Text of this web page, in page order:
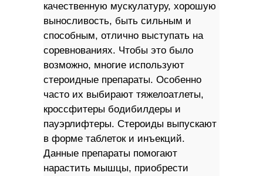
качественную мускулатуру, хорошую
выносливость, быть сильным и
способным, отлично выступать на
соревнованиях. Чтобы это было
возможно, многие используют
стероидные препараты. Особенно
часто их выбирают тяжелоатлеты,
кроссфитеры бодибилдеры и
пауэрлифтеры. Стероиды выпускают
в форме таблеток и инъекций.
Данные препараты помогают
нарастить мышцы, приобрести